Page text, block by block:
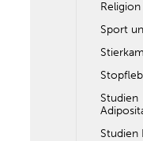
Religion
Sport
Studien
Studien